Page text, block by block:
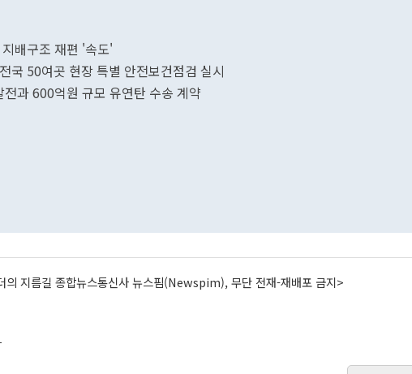
배구조 재편 '속도'
국 50여곳 현장 특별 안전보건점검 실시
과 600억원 규모 유연탄 수송 계약
의 지름길 종합뉴스통신사 뉴스핌(Newspim), 무단 전재-재배포 금지>